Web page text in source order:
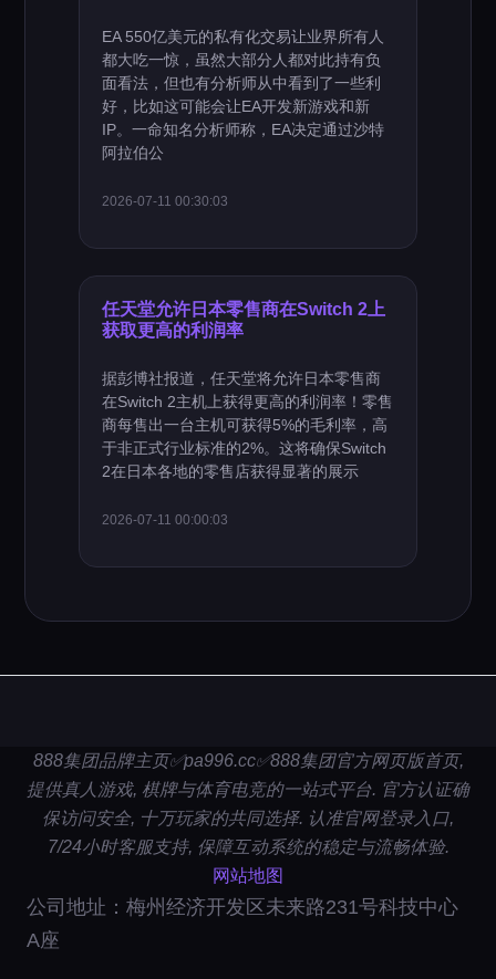
EA 550亿美元的私有化交易让业界所有人
都大吃一惊，虽然大部分人都对此持有负
面看法，但也有分析师从中看到了一些利
好，比如这可能会让EA开发新游戏和新
IP。一命知名分析师称，EA决定通过沙特
阿拉伯公
2026-07-11 00:30:03
任天堂允许日本零售商在Switch 2上
获取更高的利润率
据彭博社报道，任天堂将允许日本零售商
在Switch 2主机上获得更高的利润率！零售
商每售出一台主机可获得5%的毛利率，高
于非正式行业标准的2%。这将确保Switch
2在日本各地的零售店获得显著的展示
2026-07-11 00:00:03
888集团品牌主页✅pa996.cc✅888集团官方网页版首页,
提供真人游戏, 棋牌与体育电竞的一站式平台. 官方认证确
保访问安全, 十万玩家的共同选择. 认准官网登录入口,
7/24小时客服支持, 保障互动系统的稳定与流畅体验.
网站地图
公司地址：梅州经济开发区未来路231号科技中心
A座